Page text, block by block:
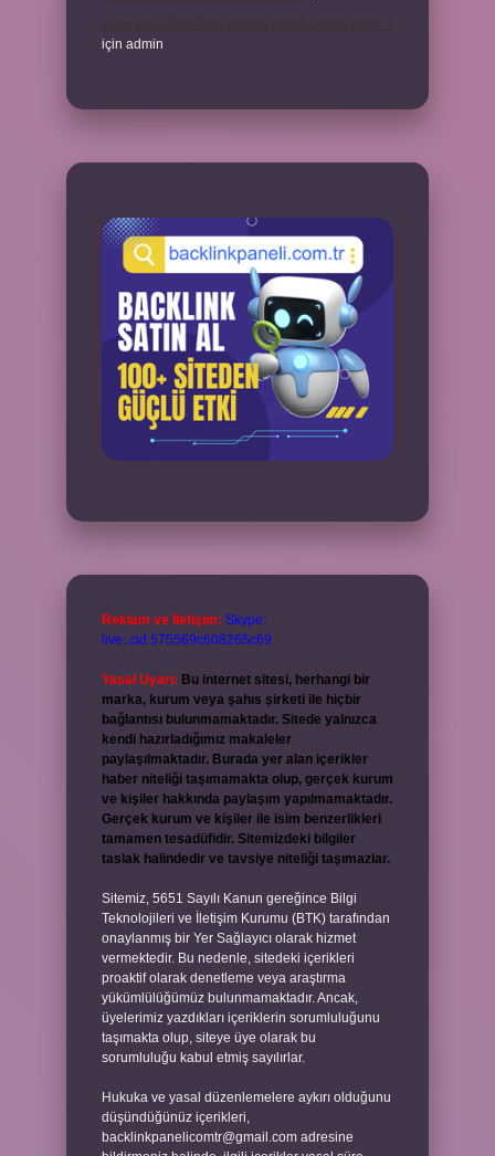
için admin
Reklam ve İletişim: Skype:
live:.cid.575569c608265c69
Yasal Uyarı: Bu internet sitesi, herhangi bir
marka, kurum veya şahıs şirketi ile hiçbir
bağlantısı bulunmamaktadır. Sitede yalnızca
kendi hazırladığımız makaleler
paylaşılmaktadır. Burada yer alan içerikler
haber niteliği taşımamakta olup, gerçek kurum
ve kişiler hakkında paylaşım yapılmamaktadır.
Gerçek kurum ve kişiler ile isim benzerlikleri
tamamen tesadüfidir. Sitemizdeki bilgiler
taslak halindedir ve tavsiye niteliği taşımazlar.
Sitemiz, 5651 Sayılı Kanun gereğince Bilgi
Teknolojileri ve İletişim Kurumu (BTK) tarafından
onaylanmış bir Yer Sağlayıcı olarak hizmet
vermektedir. Bu nedenle, sitedeki içerikleri
proaktif olarak denetleme veya araştırma
yükümlülüğümüz bulunmamaktadır. Ancak,
üyelerimiz yazdıkları içeriklerin sorumluluğunu
taşımakta olup, siteye üye olarak bu
sorumluluğu kabul etmiş sayılırlar.
Hukuka ve yasal düzenlemelere aykırı olduğunu
düşündüğünüz içerikleri,
backlinkpanelicomtr@gmail.com adresine